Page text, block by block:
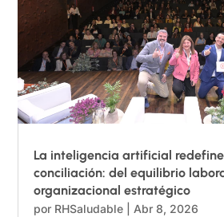
La inteligencia artificial
conciliación: del equilibrio
organizacional estratégico
por RHSaludable
Abr 8, 2026